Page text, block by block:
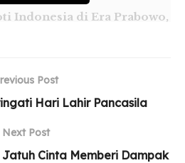
Indonesia di Era Prabowo,
Post
Hari Lahir Pancasila
Next Post
Jatuh Cinta Memberi Dampak